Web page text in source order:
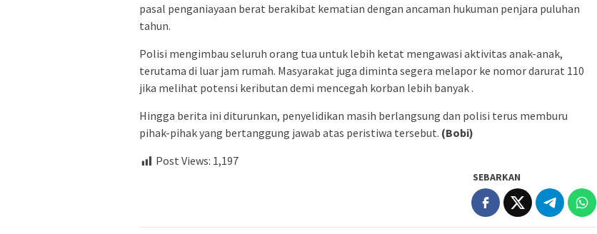
pasal penganiayaan berat berakibat kematian dengan ancaman hukuman penjara puluhan
tahun.
Polisi mengimbau seluruh orang tua untuk lebih ketat mengawasi aktivitas anak-anak,
terutama di luar jam rumah. Masyarakat juga diminta segera melapor ke nomor darurat 110
jika melihat potensi keributan demi mencegah korban lebih banyak .
Hingga berita ini diturunkan, penyelidikan masih berlangsung dan polisi terus memburu
pihak-pihak yang bertanggung jawab atas peristiwa tersebut. (Bobi)
Post Views: 1,197
SEBARKAN